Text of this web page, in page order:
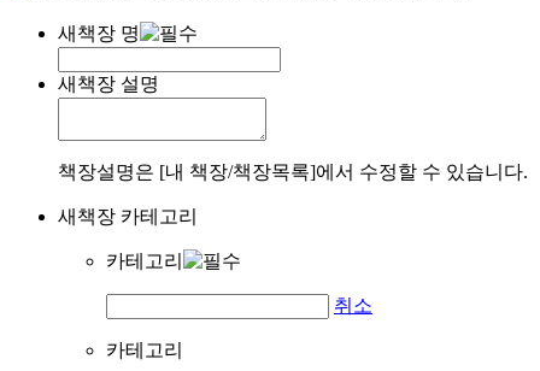
새책장 명
새책장 설명
책장설명은 [내 책장/책장목록]에서 수정할 수 있습니다.
새책장 카테고리
카테고리
취소
카테고리